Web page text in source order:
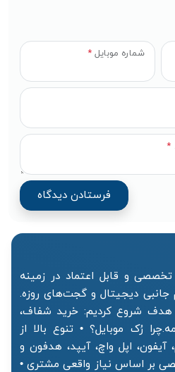
*
شماره موبایل *
و قابل اعتماد در زمینه
جانبی دیجیتال و گجت‌های روزه.
هدف شروع کردیم: خرید شفاف،
رُک موبایل؟ • تنوع بالا از
اپل واچ، آیپد، هدفون و
بر اساس نیاز واقعی مشتری •